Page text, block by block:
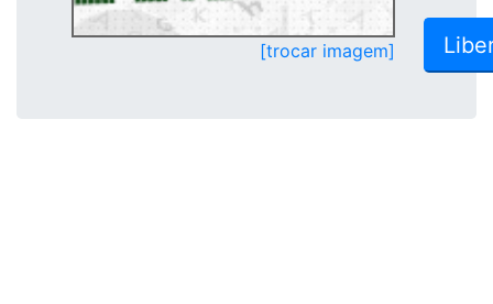
[trocar imagem]